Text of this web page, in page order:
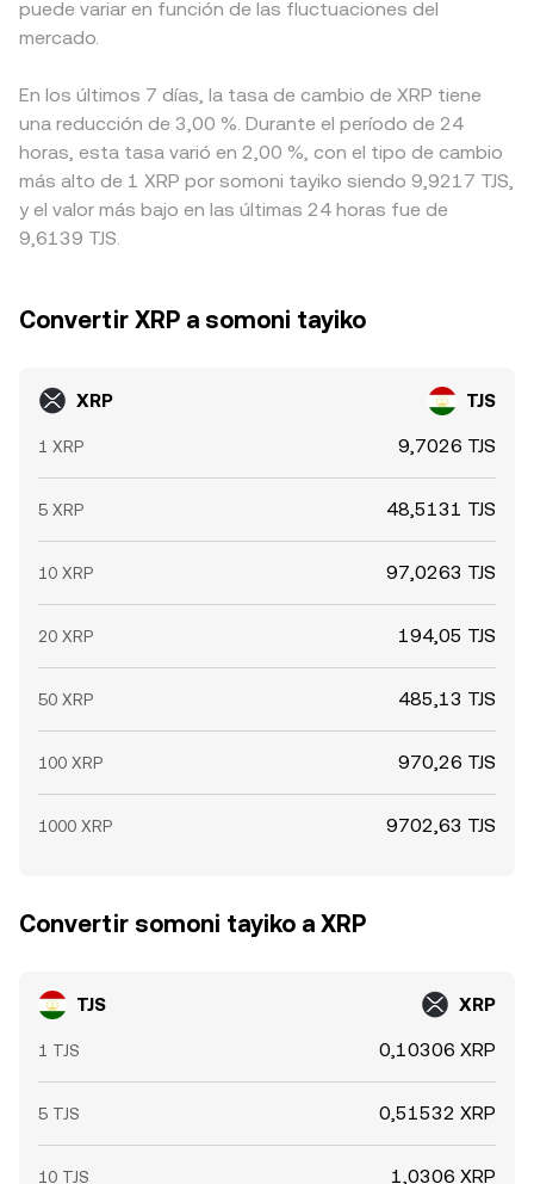
puede variar en función de las fluctuaciones del
mercado.
En los últimos 7 días, la tasa de cambio de XRP tiene
una reducción de 3,00 %. Durante el período de 24
horas, esta tasa varió en 2,00 %, con el tipo de cambio
más alto de 1 XRP por somoni tayiko siendo 9,9217 TJS,
y el valor más bajo en las últimas 24 horas fue de
9,6139 TJS.
Convertir XRP a somoni tayiko
XRP TJS
1 XRP 9,7026 TJS
5 XRP 48,5131 TJS
10 XRP 97,0263 TJS
20 XRP 194,05 TJS
50 XRP 485,13 TJS
100 XRP 970,26 TJS
1000 XRP 9702,63 TJS
Convertir somoni tayiko a XRP
TJS XRP
1 TJS 0,10306 XRP
5 TJS 0,51532 XRP
10 TJS 1,0306 XRP